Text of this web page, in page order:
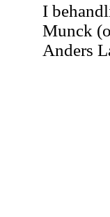
I
Munck
Anders